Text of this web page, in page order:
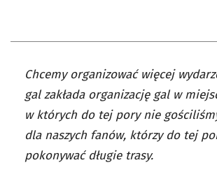
Chcemy organizować więcej
gal zakłada organizację gal w
w których do tej pory nie
dla naszych fanów, którzy do tej
pokonywać długie trasy.